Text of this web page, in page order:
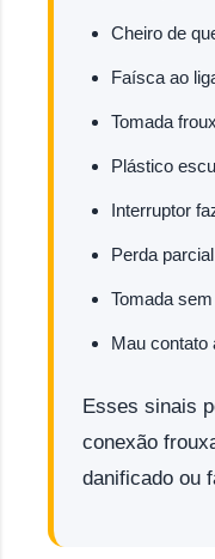
Cheiro de
Faísca ao
Tomada
Plástico
Interruptor
Perda
Tomada
Mau contato
Esses sinais
conexão
danificado ou